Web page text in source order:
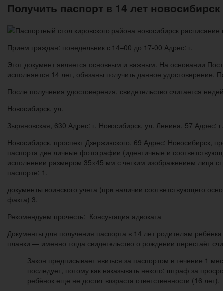
Получить паспорт в 14 лет новосибирск
Прием граждан: понедельник с 14–00 до 17-00 Адрес: г.
Этот документ является основным и важным. На основании
исполняется 14 лет, обязаны получить данное
После получения удостоверения, свидетельство считается
Новосибирск, ул.
Зыряновская, 630 Адрес: г. Новосибирск, ул. Ленина, 57 Адрес: г.
Новосибирск, проспект Дзержинского, 69 Адрес: Новосибирск,
паспорта две личные фотографии (идентичные и
исполнении размером 35×45 мм с четким изображением лица
паспорте: 1.
документы воинского учета (при наличии соответствующего
факта) 3.
Рекомендуем прочесть: Консуьтация адвоката
Документы для получения паспорта в 14 лет родителям
планки — именно тогда свидетельство о рождении перестаёт
Закон предписывает явиться за паспортом в течение 1
последует, потому как наказывать некого: штраф за
ребёнок еще не достиг возраста ответственности (16 лет).